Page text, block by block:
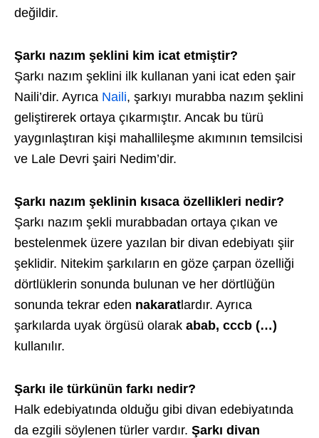
değildir.
Şarkı nazım şeklini kim icat etmiştir?
Şarkı nazım şeklini ilk kullanan yani icat eden şair
Naili’dir. Ayrıca Naili, şarkıyı murabba nazım şeklini
geliştirerek ortaya çıkarmıştır. Ancak bu türü
yaygınlaştıran kişi mahallileşme akımının temsilcisi
ve Lale Devri şairi Nedim’dir.
Şarkı nazım şeklinin kısaca özellikleri nedir?
Şarkı nazım şekli murabbadan ortaya çıkan ve
bestelenmek üzere yazılan bir divan edebiyatı şiir
şeklidir. Nitekim şarkıların en göze çarpan özelliği
dörtlüklerin sonunda bulunan ve her dörtlüğün
sonunda tekrar eden nakaratlardır. Ayrıca
şarkılarda uyak örgüsü olarak abab, cccb (…)
kullanılır.
Şarkı ile türkünün farkı nedir?
Halk edebiyatında olduğu gibi divan edebiyatında
da ezgili söylenen türler vardır. Şarkı divan